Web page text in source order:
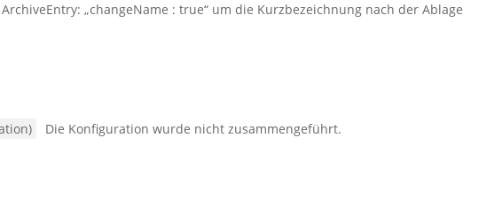
„changeName : true“ um die Kurzbezeichnung nach der Ablage
Die Konfiguration wurde nicht zusammengeführt.